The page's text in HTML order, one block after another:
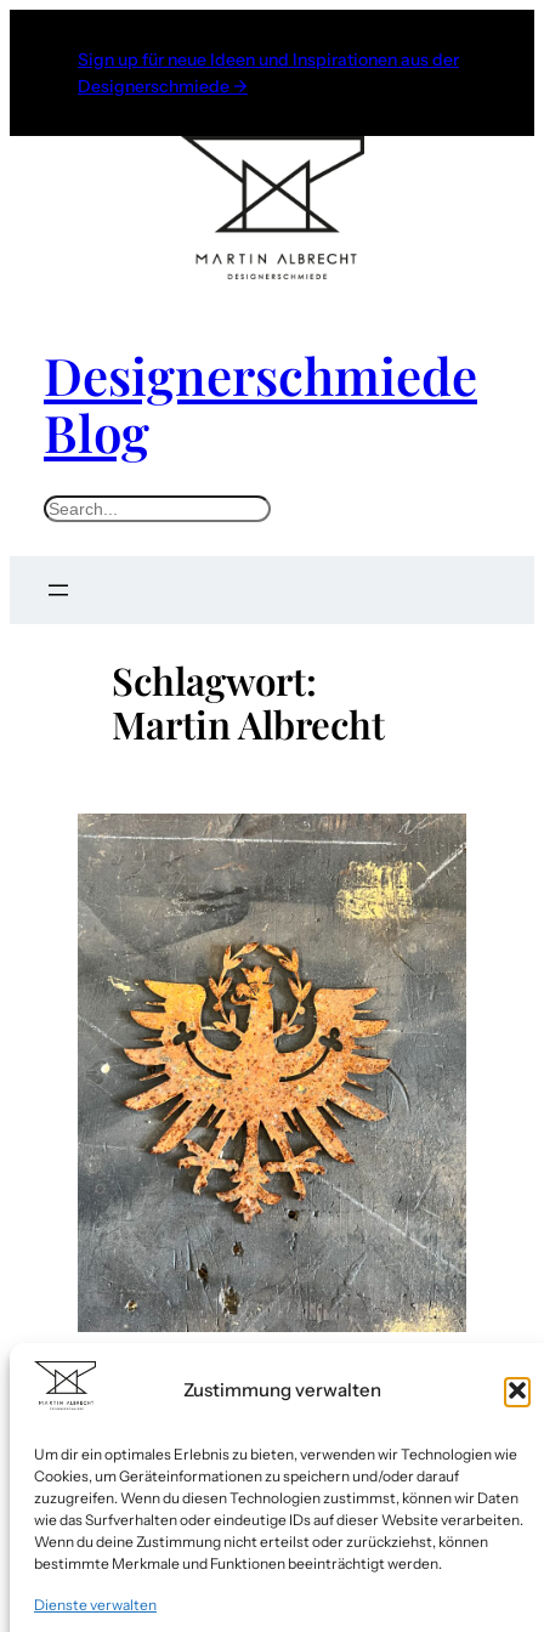
Zustimmung verwalten
Um dir ein optimales Erlebnis zu bieten, verwenden wir Technologien wie
Cookies, um Geräteinformationen zu speichern und/oder darauf
zuzugreifen. Wenn du diesen Technologien zustimmst, können wir Daten
wie das Surfverhalten oder eindeutige IDs auf dieser Website verarbeiten.
Wenn du deine Zustimmung nicht erteilst oder zurückziehst, können
bestimmte Merkmale und Funktionen beeinträchtigt werden.
Dienste verwalten
springen
Sign up für neue Ideen und Inspirationen aus der
Designerschmiede →
Designerschmiede
Blog
S
Schlagwort:
Martin Albrecht
OH SCHRECK – ein Rostfleck!
Designerschmiede
Blog